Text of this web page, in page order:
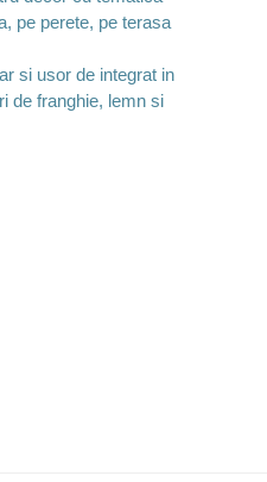
pe perete, pe terasa
si usor de integrat in
de franghie, lemn si